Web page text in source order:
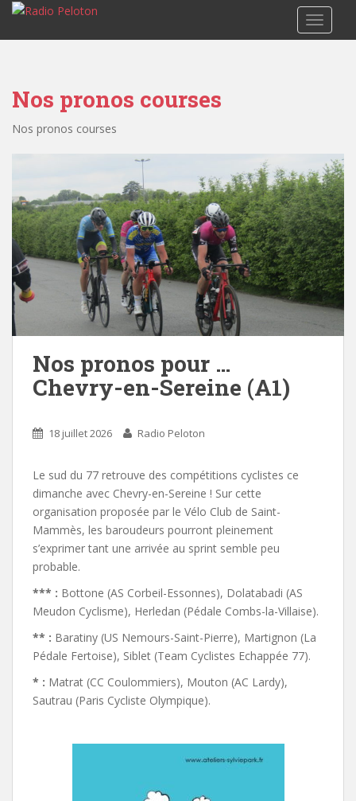
Nos pronos courses
Nos pronos courses
Nos pronos pour …
Chevry-en-Sereine (A1)
18 juillet 2026 Radio Peloton
Le sud du 77 retrouve des compétitions cyclistes ce
dimanche avec Chevry-en-Sereine ! Sur cette
organisation proposée par le Vélo Club de Saint-
Mammès, les baroudeurs pourront pleinement
s’exprimer tant une arrivée au sprint semble peu
probable.
*** : Bottone (AS Corbeil-Essonnes), Dolatabadi (AS
Meudon Cyclisme), Herledan (Pédale Combs-la-Villaise).
** : Baratiny (US Nemours-Saint-Pierre), Martignon (La
Pédale Fertoise), Siblet (Team Cyclistes Echappée 77).
* : Matrat (CC Coulommiers), Mouton (AC Lardy),
Sautrau (Paris Cycliste Olympique).